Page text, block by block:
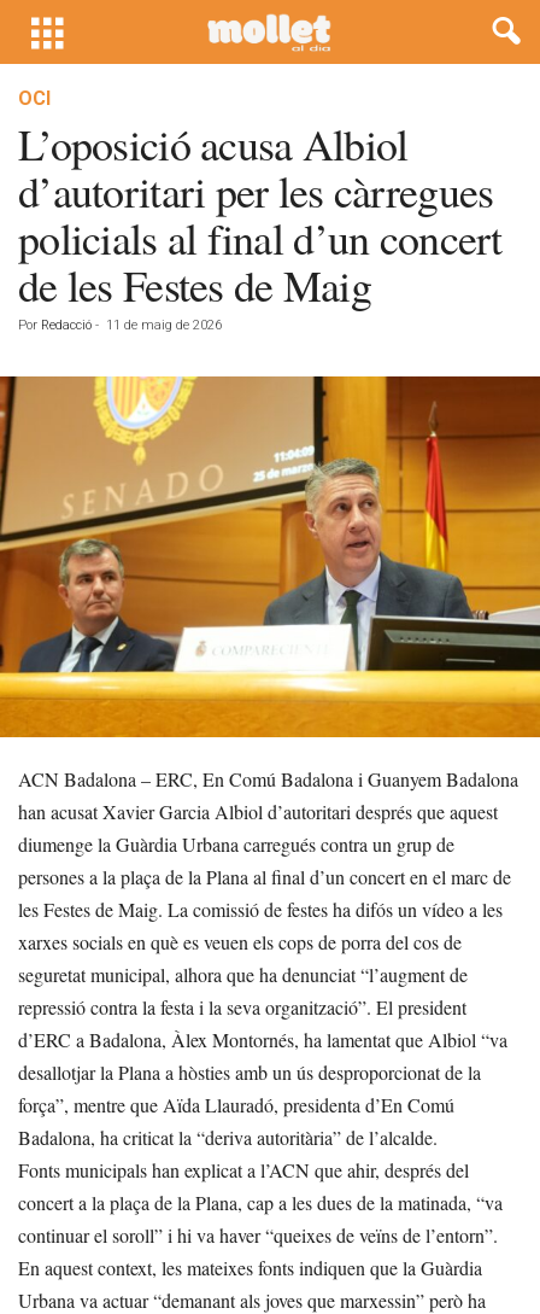
OCI
L’oposició acusa Albiol
d’autoritari per les càrregues
policials al final d’un concert
de les Festes de Maig
Por Redacció - 11 de maig de 2026
ACN Badalona – ERC, En Comú Badalona i Guanyem Badalona
han acusat Xavier Garcia Albiol d’autoritari després que aquest
diumenge la Guàrdia Urbana carregués contra un grup de
persones a la plaça de la Plana al final d’un concert en el marc de
les Festes de Maig. La comissió de festes ha difós un vídeo a les
xarxes socials en què es veuen els cops de porra del cos de
seguretat municipal, alhora que ha denunciat “l’augment de
repressió contra la festa i la seva organització”. El president
d’ERC a Badalona, Àlex Montornés, ha lamentat que Albiol “va
desallotjar la Plana a hòsties amb un ús desproporcionat de la
força”, mentre que Aïda Llauradó, presidenta d’En Comú
Badalona, ha criticat la “deriva autoritària” de l’alcalde.
Fonts municipals han explicat a l’ACN que ahir, després del
concert a la plaça de la Plana, cap a les dues de la matinada, “va
continuar el soroll” i hi va haver “queixes de veïns de l’entorn”.
En aquest context, les mateixes fonts indiquen que la Guàrdia
Urbana va actuar “demanant als joves que marxessin” però ha